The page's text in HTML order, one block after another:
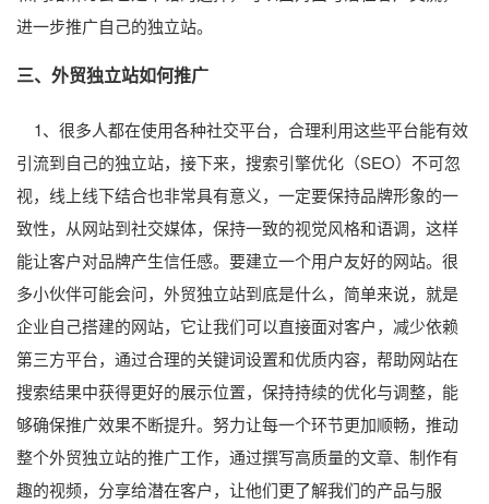
进一步推广自己的独立站。
三、外贸独立站如何推广
1、很多人都在使用各种社交平台，合理利用这些平台能有效
引流到自己的独立站，接下来，搜索引擎优化（SEO）不可忽
视，线上线下结合也非常具有意义，一定要保持品牌形象的一
致性，从网站到社交媒体，保持一致的视觉风格和语调，这样
能让客户对品牌产生信任感。要建立一个用户友好的网站。很
多小伙伴可能会问，外贸独立站到底是什么，简单来说，就是
企业自己搭建的网站，它让我们可以直接面对客户，减少依赖
第三方平台，通过合理的关键词设置和优质内容，帮助网站在
搜索结果中获得更好的展示位置，保持持续的优化与调整，能
够确保推广效果不断提升。努力让每一个环节更加顺畅，推动
整个外贸独立站的推广工作，通过撰写高质量的文章、制作有
趣的视频，分享给潜在客户，让他们更了解我们的产品与服